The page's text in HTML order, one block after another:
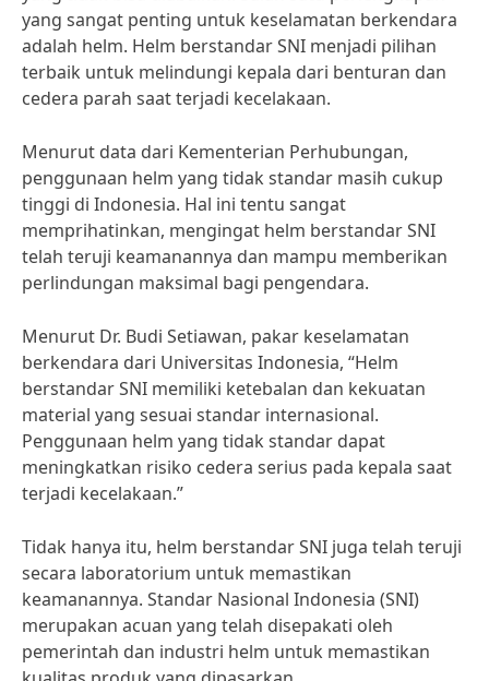
yang sangat penting untuk keselamatan berkendara
adalah helm. Helm berstandar SNI menjadi pilihan
terbaik untuk melindungi kepala dari benturan dan
cedera parah saat terjadi kecelakaan.
Menurut data dari Kementerian Perhubungan,
penggunaan helm yang tidak standar masih cukup
tinggi di Indonesia. Hal ini tentu sangat
memprihatinkan, mengingat helm berstandar SNI
telah teruji keamanannya dan mampu memberikan
perlindungan maksimal bagi pengendara.
Menurut Dr. Budi Setiawan, pakar keselamatan
berkendara dari Universitas Indonesia, “Helm
berstandar SNI memiliki ketebalan dan kekuatan
material yang sesuai standar internasional.
Penggunaan helm yang tidak standar dapat
meningkatkan risiko cedera serius pada kepala saat
terjadi kecelakaan.”
Tidak hanya itu, helm berstandar SNI juga telah teruji
secara laboratorium untuk memastikan
keamanannya. Standar Nasional Indonesia (SNI)
merupakan acuan yang telah disepakati oleh
pemerintah dan industri helm untuk memastikan